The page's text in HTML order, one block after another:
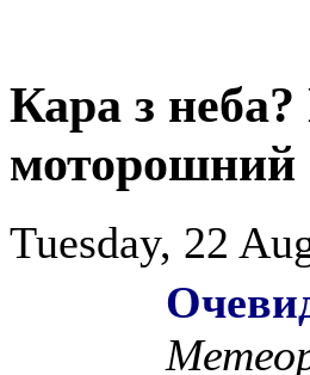
Кара з неба?
Tuesday, 22